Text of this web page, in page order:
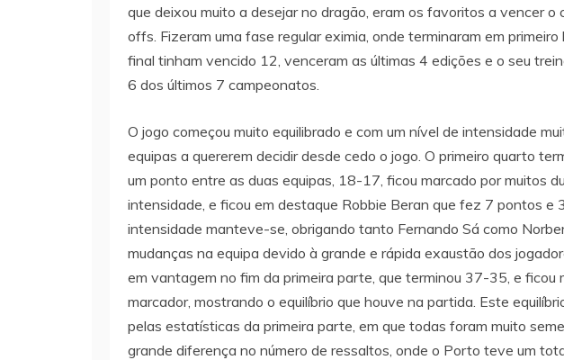
que deixou muito a desejar no dragão, eram os favoritos a vencer
offs. Fizeram uma fase regular eximia, onde terminaram em
final tinham vencido 12, venceram as últimas 4 edições e o seu
6 dos últimos 7 campeonatos.
O jogo começou muito equilibrado e com um nível de intensidade
equipas a quererem decidir desde cedo o jogo. O primeiro quarto
um ponto entre as duas equipas, 18-17, ficou marcado por muitos
intensidade, e ficou em destaque Robbie Beran que fez 7 pontos e
intensidade manteve-se, obrigando tanto Fernando Sá como
mudanças na equipa devido à grande e rápida exaustão dos
em vantagem no fim da primeira parte, que terminou 37-35, e ficou
marcador, mostrando o equilíbrio que houve na partida. Este
pelas estatísticas da primeira parte, em que todas foram muito
grande diferença no número de ressaltos, onde o Porto teve um